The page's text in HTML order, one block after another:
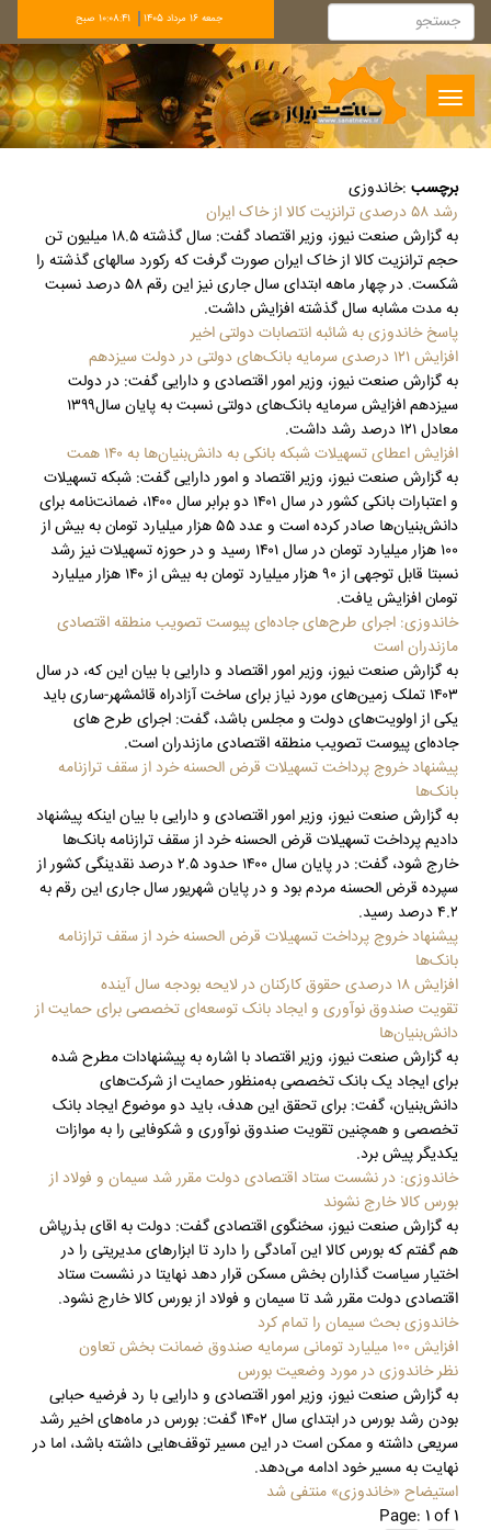
جمعه 16 مرداد 1405 10:08:42 صبح
Toggle
navigation
برچسب :خاندوزی
رشد ۵۸ درصدی ترانزیت کالا از خاک ایران
به گزارش صنعت نیوز، وزیر اقتصاد گفت: سال گذشته ۱۸.۵ میلیون تن
حجم ترانزیت کالا از خاک ایران صورت گرفت که رکورد سالهای گذشته را
شکست. در چهار ماهه ابتدای سال جاری نیز این رقم ۵۸ درصد نسبت
به مدت مشابه سال گذشته افزایش داشت.
پاسخ خاندوزی به شائبه انتصابات دولتی اخیر
افزایش ۱۲۱ درصدی سرمایه بانک‌های دولتی در دولت سیزدهم
به گزارش صنعت نیوز، وزیر امور اقتصادی و دارایی گفت: در دولت
سیزدهم افزایش سرمایه بانک‌های دولتی نسبت به پایان سال۱۳۹۹
معادل ۱۲۱ درصد رشد داشت.
افزایش اعطای تسهیلات شبکه بانکی به دانش‌بنیان‌ها به ۱۴۰ همت
به گزارش صنعت نیوز، وزیر اقتصاد و امور دارایی گفت: شبکه تسهیلات
و اعتبارات بانکی کشور در سال ۱۴۰۱ دو برابر سال ۱۴۰۰، ضمانت‌نامه برای
دانش‌بنیان‌ها صادر کرده است و عدد ۵۵ هزار میلیارد تومان به بیش از
۱۰۰ هزار میلیارد تومان در سال ۱۴۰۱ رسید و در حوزه تسهیلات نیز رشد
نسبتا قابل توجهی از ۹۰ هزار میلیارد تومان به بیش از ۱۴۰ هزار میلیارد
تومان افزایش یافت.
خاندوزی: اجرای طرح‌های جاده‌ای پیوست تصویب منطقه اقتصادی
مازندران است
به گزارش صنعت نیوز، وزیر امور اقتصاد و دارایی با بیان این که، در سال
۱۴۰۳ تملک زمین‌های مورد نیاز برای ساخت آزادراه قائمشهر-ساری باید
یکی از اولویت‌های دولت و مجلس باشد، گفت: اجرای طرح های
جاده‌ای پیوست تصویب منطقه اقتصادی مازندران است.
پیشنهاد خروج پرداخت تسهیلات قرض الحسنه خرد از سقف ترازنامه
بانک‌ها
به گزارش صنعت نیوز، وزیر امور اقتصادی و دارایی با بیان اینکه پیشنهاد
دادیم پرداخت تسهیلات قرض الحسنه خرد از سقف ترازنامه بانک‌ها
خارج شود، گفت: در پایان سال ۱۴۰۰ حدود ۲.۵ درصد نقدینگی کشور از
سپرده قرض الحسنه مردم بود و در پایان شهریور سال جاری این رقم به
۴.۲ درصد رسید.
پیشنهاد خروج پرداخت تسهیلات قرض الحسنه خرد از سقف ترازنامه
بانک‌ها
افزایش ۱۸ درصدی حقوق کارکنان در لایحه بودجه سال آینده
تقویت صندوق نوآوری و ایجاد بانک توسعه‌ای تخصصی برای حمایت از
دانش‌بنیان‌ها
به گزارش صنعت نیوز، وزیر اقتصاد با اشاره به پیشنهادات مطرح شده
برای ایجاد یک بانک تخصصی به‌منظور حمایت از شرکت‌های
دانش‌بنیان، گفت: برای تحقق این هدف، باید دو موضوع ایجاد بانک
تخصصی و همچنین تقویت صندوق نوآوری و شکوفایی را به موازات
یکدیگر پیش برد.
خاندوزی: در نشست ستاد اقتصادی دولت مقرر شد سیمان و فولاد از
بورس کالا خارج نشوند
به گزارش صنعت نیوز، سخنگوی اقتصادی گفت: دولت به اقای بذرپاش
هم گفتم که بورس کالا این آمادگی را دارد تا ابزارهای مدیریتی را در
اختیار سیاست گذاران بخش مسکن قرار دهد نهایتا در نشست ستاد
اقتصادی دولت مقرر شد تا سیمان و فولاد از بورس کالا خارج نشود.
خاندوزی بحث سیمان را تمام کرد
افزایش ۱۰۰ میلیارد تومانی سرمایه صندوق ضمانت بخش تعاون
نظر خاندوزی در مورد وضعیت بورس
به گزارش صنعت نیوز، وزیر امور اقتصادی و دارایی با رد فرضیه حبابی
بودن رشد بورس در ابتدای سال ۱۴۰۲ گفت: بورس در ماه‌های اخیر رشد
سریعی داشته و ممکن است در این مسیر توقف‌هایی داشته باشد، اما در
نهایت به مسیر خود ادامه می‌دهد.
استیضاح «خاندوزی» منتفی شد
Page: 1 of 1